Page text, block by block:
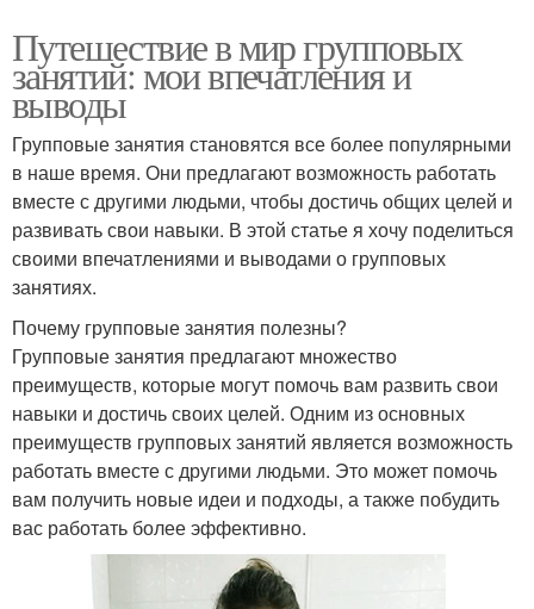
Путешествие в мир групповых
занятий: мои впечатления и
выводы
Групповые занятия становятся все более популярными
в наше время. Они предлагают возможность работать
вместе с другими людьми, чтобы достичь общих целей и
развивать свои навыки. В этой статье я хочу поделиться
своими впечатлениями и выводами о групповых
занятиях.
Почему групповые занятия полезны?
Групповые занятия предлагают множество
преимуществ, которые могут помочь вам развить свои
навыки и достичь своих целей. Одним из основных
преимуществ групповых занятий является возможность
работать вместе с другими людьми. Это может помочь
вам получить новые идеи и подходы, а также побудить
вас работать более эффективно.